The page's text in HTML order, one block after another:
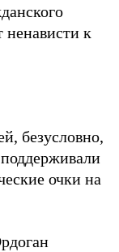
ненависти к
безусловно,
очки на